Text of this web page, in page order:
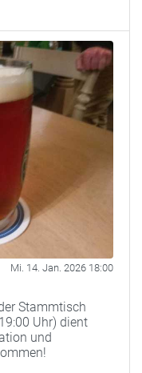
Mi. 14. Jan. 2026 18:00
Stammtisch
Uhr) dient
und